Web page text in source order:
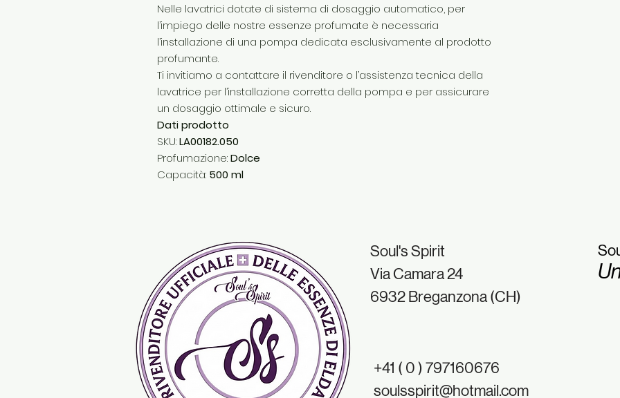
Nelle lavatrici dotate di sistema di dosaggio automatico, per
l’impiego delle nostre essenze profumate è necessaria
l’installazione di una pompa dedicata esclusivamente al prodotto
profumante.
Ti invitiamo a contattare il rivenditore o l’assistenza tecnica della
lavatrice per l’installazione corretta della pompa e per assicurare
un dosaggio ottimale e sicuro.
Dati prodotto
SKU:LA00182.050
Profumazione:Dolce
Capacità: 500 ml
Soul's Spirit
Via Camara 24
6932 Breganzona (CH)
+41 ( 0 ) 797160676
soulsspirit@hotmail.com